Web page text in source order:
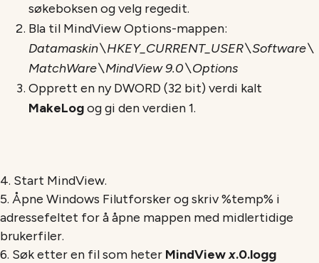
søkeboksen og velg regedit.
Bla til MindView Options-mappen:
Datamaskin\HKEY_CURRENT_USER\Software\
MatchWare\MindView 9.0\Options
Opprett en ny DWORD (32 bit) verdi kalt
MakeLogog gi den verdien 1.
4. Start MindView.
5. Åpne Windows Filutforsker og skriv %temp% i
adressefeltet for å åpne mappen med midlertidige
brukerfiler.
6. Søk etter en fil som heter MindViewx.0.logg